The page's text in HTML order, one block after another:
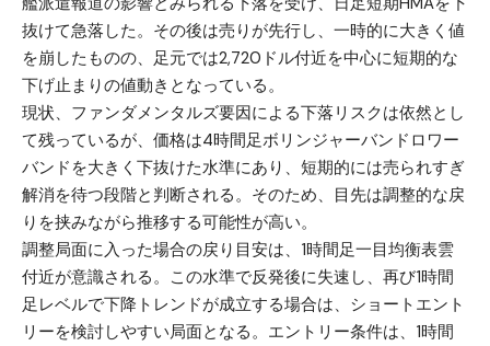
抜けて急落した。その後は売りが先行し、一時的に大きく値
を崩したものの、足元では2,720ドル付近を中心に短期的な
下げ止まりの値動きとなっている。
現状、ファンダメンタルズ要因による下落リスクは依然とし
て残っているが、価格は4時間足ボリンジャーバンドロワー
バンドを大きく下抜けた水準にあり、短期的には売られすぎ
解消を待つ段階と判断される。そのため、目先は調整的な戻
りを挟みながら推移する可能性が高い。
調整局面に入った場合の戻り目安は、1時間足一目均衡表雲
付近が意識される。この水準で反発後に失速し、再び1時間
足レベルで下降トレンドが成立する場合は、ショートエント
リーを検討しやすい局面となる。エントリー条件は、1時間